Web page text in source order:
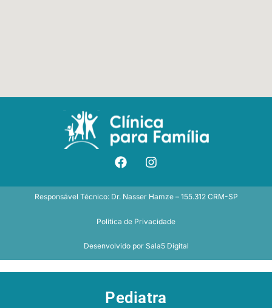
Responsável Técnico: Dr. Nasser Hamze – 155.312 CRM-SP
Política de Privacidade
Desenvolvido por Sala5 Digital
Pediatra